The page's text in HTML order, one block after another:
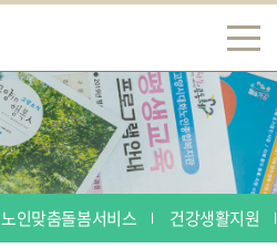
노인맞춤돌봄서비스 건강생활지원